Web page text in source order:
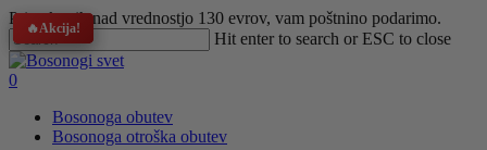
Skip
main
content
Pri nakupih nad vrednostjo 130 evrov, vam poštnino podarimo.
Hit enter to search or ESC to close
Close
Search
search
0
Bosonoga obutev
Bosonoga otroška obutev
Akcija!
Akcija!
Akcija!
Akcija!